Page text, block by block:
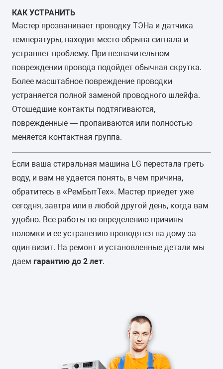
КАК УСТРАНИТЬ
Мастер прозванивает проводку ТЭНа и датчика
температуры, находит место обрыва сигнала и
устраняет проблему. При незначительном
повреждении провода подойдет обычная скрутка.
Более масштабное повреждение проводки
устраняется полной заменой проводного шлейфа.
Отошедшие контакты подтягиваются,
поврежденные — пропаиваются или полностью
меняется контактная группа.
Если ваша стиральная машина LG перестала греть
воду, и вам не удается понять, в чем причина,
обратитесь в «РемБытТех». Мастер приедет уже
сегодня, завтра или в любой другой день, когда вам
удобно. Все работы по определению причины
поломки и ее устранению проводятся на дому за
один визит. На ремонт и установленные детали мы
даем гарантию до 2 лет.